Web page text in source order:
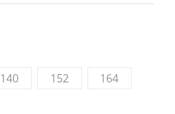
140 152
164